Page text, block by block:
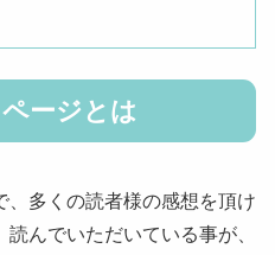
ージとは
、多くの読者様の感想を頂け
んでいただいている事が、